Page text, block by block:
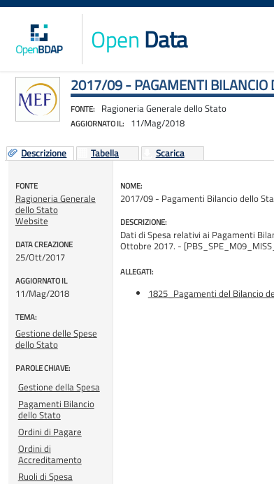
Open Data
2017/09 - PAGAMENTI BILANCIO
FONTE: Ragioneria Generale dello Stato
AGGIORNATO IL: 11/Mag/2018
Descrizione Tabella Scarica
FONTE
Ragioneria Generale
dello Stato
Website
DATA CREAZIONE
25/Ott/2017
AGGIORNATO IL
11/Mag/2018
TEMA:
Gestione delle Spese
dello Stato
PAROLE CHIAVE:
Gestione della Spesa
Pagamenti Bilancio
dello Stato
Ordini di Pagare
Ordini di
Accreditamento
Ruoli di Spesa
NOME:
2017/09 - Pagamenti Bilancio dello
DESCRIZIONE:
Dati di Spesa relativi ai Pagamenti
Ottobre 2017. -
ALLEGATI:
1825_Pagamenti del Bilancio